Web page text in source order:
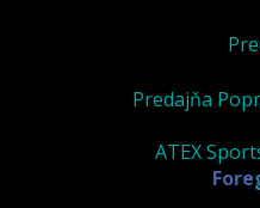
Predajňa
ATEX